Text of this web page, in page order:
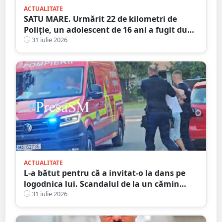
ACTUALITATE
SATU MARE. Urmărit 22 de kilometri de
Poliție, un adolescent de 16 ani a fugit după
ce a spulberat un stâlp
31 iulie 2026
ACTUALITATE
L-a bătut pentru că a invitat-o la dans pe
logodnica lui. Scandalul de la un cămin
cultural s-a încheiat cu condamnări și
despăgubiri
31 iulie 2026